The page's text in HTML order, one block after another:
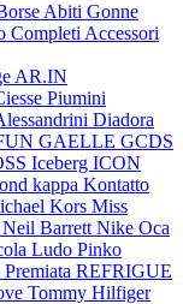
Abiti Gonne
Completi Accessori
AR.IN
Piumini
Diadora
GAELLE GCDS
Iceberg ICON
kappa Kontatto
Kors Miss
Neil Barrett Nike Oca
Ludo Pinko
Premiata REFRIGUE
Tommy Hilfiger